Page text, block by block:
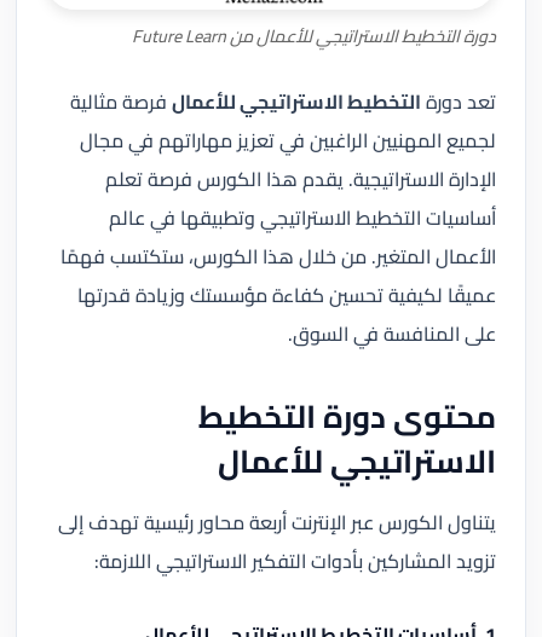
دورة التخطيط الاستراتيجي للأعمال من Future Learn
تعد دورةالتخطيط الاستراتيجي للأعمالفرصة مثالية
لجميع المهنيين الراغبين في تعزيز مهاراتهم في مجال
الإدارة الاستراتيجية. يقدم هذا الكورس فرصة تعلم
أساسيات التخطيط الاستراتيجي وتطبيقها في عالم
الأعمال المتغير. من خلال هذا الكورس، ستكتسب فهمًا
عميقًا لكيفية تحسين كفاءة مؤسستك وزيادة قدرتها
على المنافسة في السوق.
محتوى دورة التخطيط
الاستراتيجي للأعمال
يتناول الكورس عبر الإنترنت أربعة محاور رئيسية تهدف إلى
تزويد المشاركين بأدوات التفكير الاستراتيجي اللازمة: